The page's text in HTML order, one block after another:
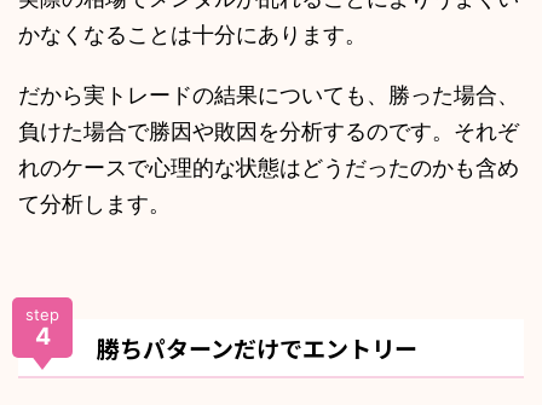
かなくなることは十分にあります。
だから実トレードの結果についても、勝った場合、
負けた場合で勝因や敗因を分析するのです。それぞ
れのケースで心理的な状態はどうだったのかも含め
て分析します。
step
4 勝ちパターンだけでエントリー